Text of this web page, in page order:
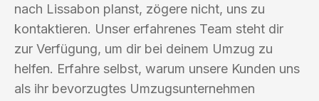
nach Lissabon planst, zögere nicht, uns zu
kontaktieren. Unser erfahrenes Team steht dir
zur Verfügung, um dir bei deinem Umzug zu
helfen. Erfahre selbst, warum unsere Kunden uns
als ihr bevorzugtes Umzugsunternehmen